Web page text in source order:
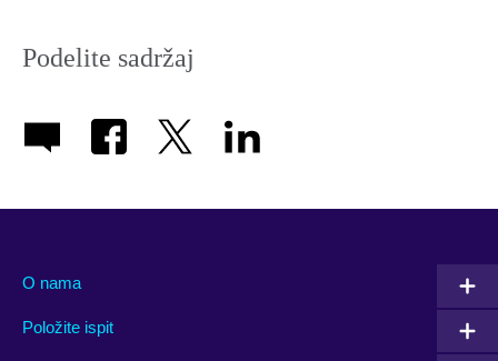
Podelite sadržaj
O nama
Položite ispit